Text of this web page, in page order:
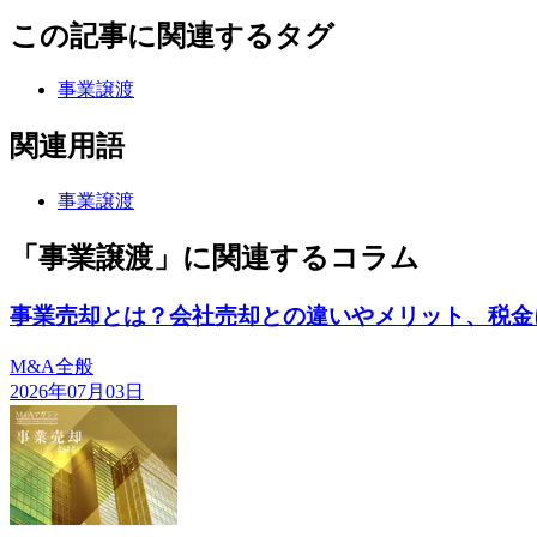
この記事に関連するタグ
事業譲渡
関連用語
事業譲渡
「事業譲渡」に関連するコラム
事業売却とは？会社売却との違いやメリット、税
M&A全般
2026年07月03日